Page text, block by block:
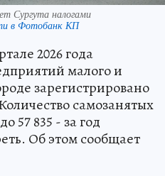
Сургута налогами
в Фотобанк КП
2026 года
малого и
зарегистрировано
самозанятых
57 835 - за год
Об этом сообщает